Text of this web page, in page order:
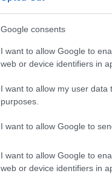
Google consents
I want to allow Google to
web or device identifiers in
I want to allow my user
purposes.
I want to allow Google to
I want to allow Google to
web or device identifiers in